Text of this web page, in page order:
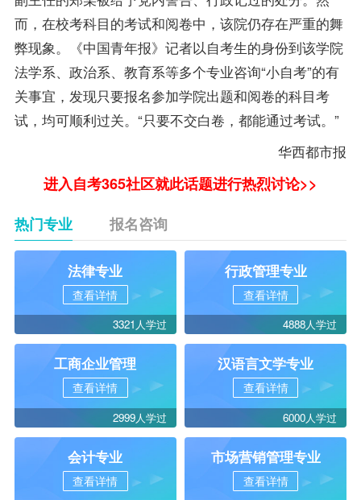
而，在校考科目的考试和阅卷中，该院仍存在严重的舞
弊现象。《中国青年报》记者以自考生的身份到该学院
法学系、政治系、教育系等多个专业咨询“小自考”的有
关事宜，发现只要报名参加学院出题和阅卷的科目考
试，均可顺利过关。“只要不交白卷，都能通过考试。”
华西都市报
进入自考365社区就此话题进行热烈讨论>>
热门专业
报名咨询
法律专业
查看详情
3321人学过
行政管理专业
查看详情
4888人学过
工商企业管理
查看详情
2999人学过
汉语言文学专业
查看详情
6000人学过
会计专业
查看详情
市场营销管理专业
查看详情